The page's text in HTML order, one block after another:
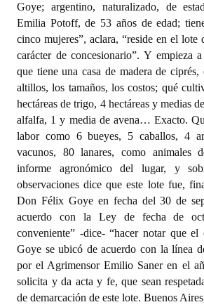
Goye; argentino, naturalizado, de
Emilia Potoff, de 53 años de edad;
cinco mujeres”, aclara, “reside en el lote
carácter de concesionario”. Y empieza
que tiene una casa de madera de
altillos, los tamaños, los costos; qué
hectáreas de trigo, 4 hectáreas y medias
alfalfa, 1 y media de avena… Exacto.
labor como 6 bueyes, 5 caballos, 4
vacunos, 80 lanares, como animales
informe agronómico del lugar, y
observaciones dice que este lote fue,
Don Félix Goye en fecha del 30 de
acuerdo con la Ley de fecha de
conveniente” -dice- “hacer notar que
Goye se ubicó de acuerdo con la línea
por el Agrimensor Emilio Saner en el
solicita y da acta y fe, que sean
de demarcación de este lote. Buenos